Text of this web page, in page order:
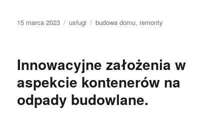
Data
15 marca 2023 Kategorie
usługi Tagi
budowa domu, remonty
Innowacyjne założenia w
aspekcie kontenerów na
odpady budowlane.